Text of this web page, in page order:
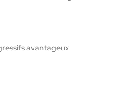
avantageux